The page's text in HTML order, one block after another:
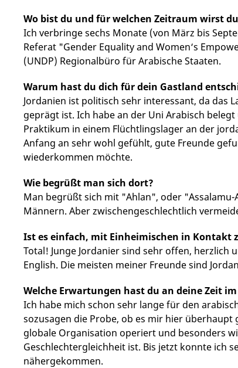
Wo bist du und für welchen Zeitraum wirst
Ich verbringe sechs Monate (von März bis
Referat "Gender Equality and Women‘s
(UNDP) Regionalbüro für Arabische Staaten.
Warum hast du dich für dein Gastland
Jordanien ist politisch sehr interessant, da das
geprägt ist. Ich habe an der Uni Arabisch
Praktikum in einem Flüchtlingslager an der
Anfang an sehr wohl gefühlt, gute Freunde
wiederkommen möchte.
Wie begrüßt man sich dort?
Man begrüßt sich mit "Ahlan", oder
Männern. Aber zwischengeschlechtlich
Ist es einfach, mit Einheimischen in Kontakt
Total! Junge Jordanier sind sehr offen,
English. Die meisten meiner Freunde sind
Welche Erwartungen hast du an deine Zeit
Ich habe mich schon sehr lange für den
sozusagen die Probe, ob es mir hier
globale Organisation operiert und besonders
Geschlechtergleichheit ist. Bis jetzt konnte ich
nähergekommen.